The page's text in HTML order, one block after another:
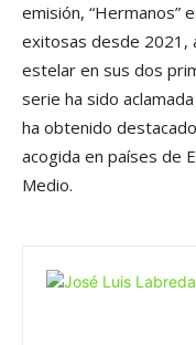
emisión, “Hermanos”
exitosas desde 2021,
estelar en sus dos
serie ha sido
ha obtenido
acogida en países de
Medio.